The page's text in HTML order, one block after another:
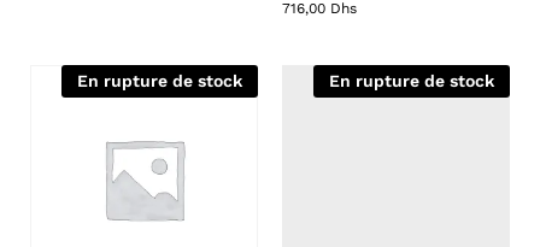
716,00 Dhs
En rupture de stock En rupture de stock